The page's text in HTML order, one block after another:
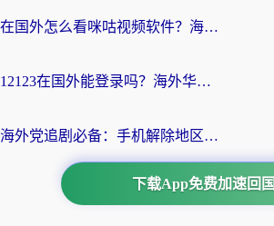
在国外怎么看咪咕视频软件？海外党亲测有效的回国加速方案
12123在国外能登录吗？海外华人必看的回国加速实用指南
海外党追剧必备：手机解除地区限制app怎么选？解决央视视频&国内剧地区限制全指南
下载App免费加速回国